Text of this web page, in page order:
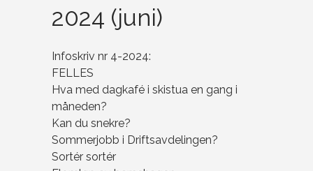
2024 (juni)
Infoskriv nr 4-2024:
FELLES
Hva med dagkafé i skistua en gang i
måneden?
Kan du snekre?
Sommerjobb i Driftsavdelingen?
Sortér sortér